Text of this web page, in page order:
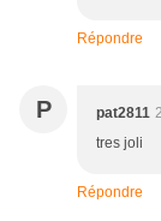
Répondre
P pat2811
tres joli
Répondre